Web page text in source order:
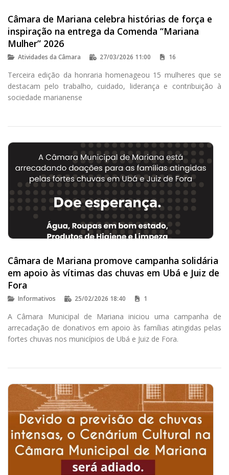
Câmara de Mariana celebra histórias de força e
inspiração na entrega da Comenda “Mariana
Mulher” 2026
Atividades da Câmara 27/03/2026 11:00 16
Terceira edição da honraria homenageou 15 mulheres que se
destacam pelo trabalho, cuidado, liderança e contribuição à
sociedade marianense
Câmara de Mariana promove campanha solidária
em apoio às vítimas das chuvas em Ubá e Juiz de
Fora
Informativos 25/02/2026 18:40 1
A Câmara Municipal de Mariana iniciou uma campanha de
arrecadação de donativos em apoio às famílias atingidas pelas
fortes chuvas nos municípios de Ubá e Juiz de Fora.